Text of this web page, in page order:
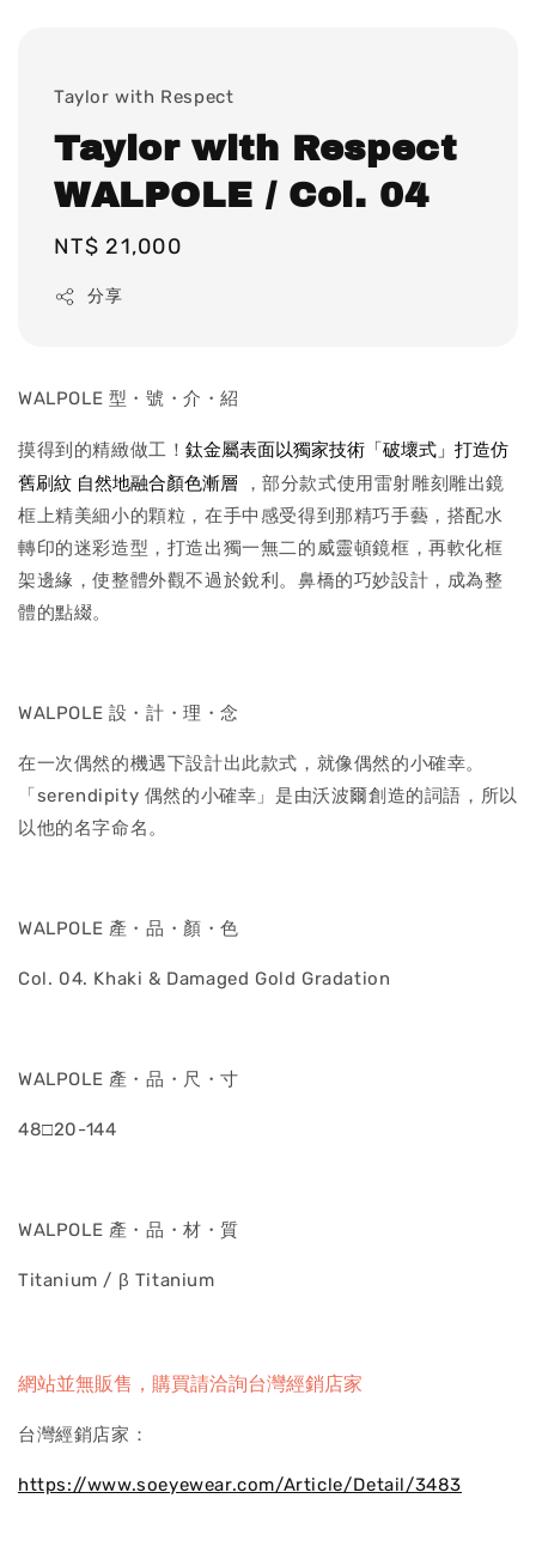
Taylor with Respect
Taylor with Respect
WALPOLE / Col. 04
Regular
NT$ 21,000
分享
WALPOLE 型・號・介・紹
摸得到的精緻做工！鈦金屬表面以獨家技術「破壞式」打造仿
舊刷紋 自然地融合顏色漸層 ，部分款式使用雷射雕刻雕出鏡
框上精美細小的顆粒，在手中感受得到那精巧手藝，搭配水
轉印的迷彩造型，打造出獨一無二的威靈頓鏡框，再軟化框
架邊緣，使整體外觀不過於銳利。鼻橋的巧妙設計，成為整
體的點綴。
WALPOLE 設・計・理・念
在一次偶然的機遇下設計出此款式，就像偶然的小確幸。
「serendipity 偶然的小確幸」是由沃波爾創造的詞語，所以
以他的名字命名。
WALPOLE 產・品・顏・色
Col. 04. Khaki & Damaged Gold Gradation
WALPOLE 產・品・尺・寸
48□20-144
WALPOLE 產・品・材・質
Titanium / β Titanium
網站並無販售，購買請洽詢台灣經銷店家
台灣經銷店家：
https://www.soeyewear.com/Article/Detail/3483